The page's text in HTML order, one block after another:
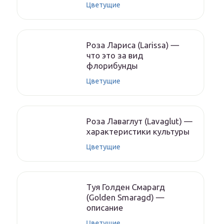
Цветущие
Роза Лариса (Larissa) —
что это за вид
флорибунды
Цветущие
Роза Лаваглут (Lavaglut) —
характеристики культуры
Цветущие
Туя Голден Смарагд
(Golden Smaragd) —
описание